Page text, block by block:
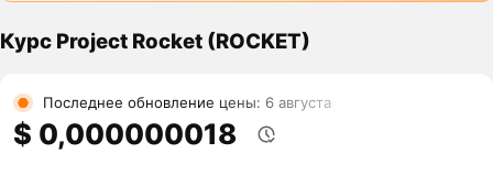
Курс Project Rocket (ROCKET)
Последнее обновление цены: 6 августа
$ 0,000000018